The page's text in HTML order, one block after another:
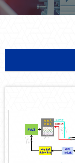
设备开发
设备耗材
自动化多元系统整合